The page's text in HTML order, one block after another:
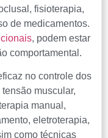
fisioterapia,
de medicamentos.
, podem estar
comportamental.
no controle dos
muscular,
manual,
eletroterapia,
como técnicas